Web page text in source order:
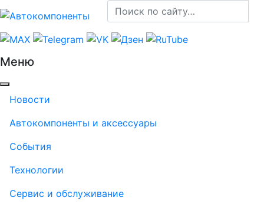
Меню
Новости
Автокомпоненты и аксессуары
События
Технологии
Сервис и обслуживание